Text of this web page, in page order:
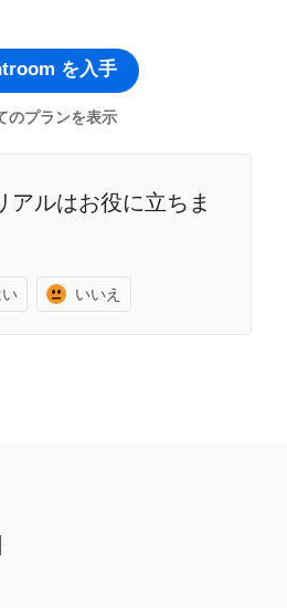
を入手
のプランを表示
アルはお役に立ちま
いいえ